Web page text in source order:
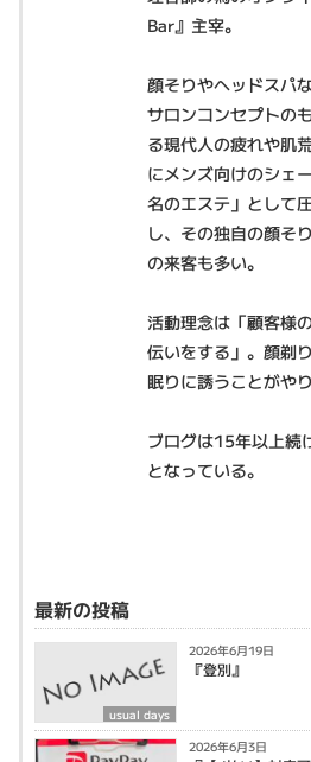
Bar』主宰。
顔そりやヘッドスパ
サロンコンセプトの
る現代人の疲れや肌
にメンズ向けのシェ
名のエステ」として
し、その独自の顔そ
の来客も多い。
活動理念は「顧客様
伝いをする」。顔剃
眠りに誘うことがや
ブログは15年以上続
となっている。
最新の投稿
usual days
2026年6月19日
『登別』
2026年6月3日